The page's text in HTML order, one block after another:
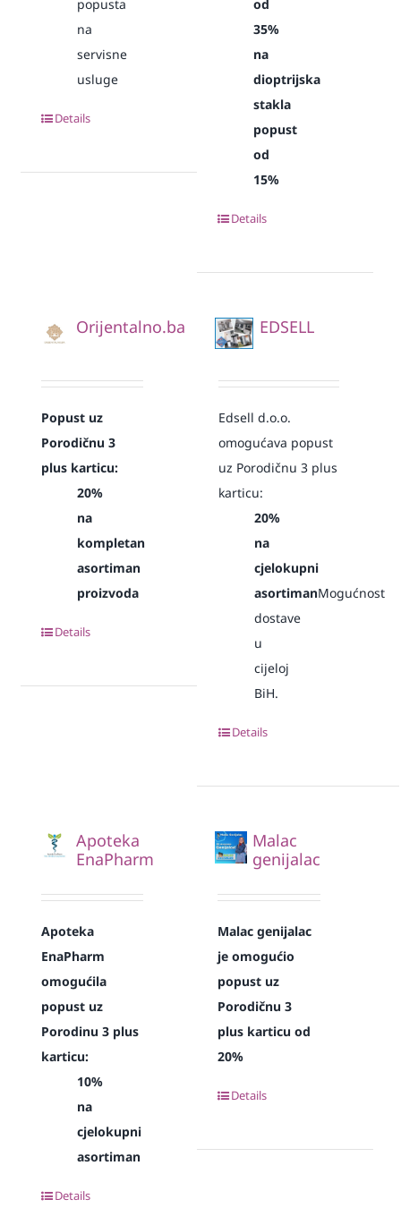
popusta
na
servisne
usluge
Details
od
35%
na
dioptrijska
stakla
popust
od
15%
Details
Orijentalno.ba
Popust uz
Porodičnu 3
plus karticu:
20%
na
kompletan
asortiman
proizvoda
Details
EDSELL
Edsell d.o.o.
omogućava popust
uz Porodičnu 3 plus
karticu:
20%
na
cjelokupni
asortimanMogućnost
dostave
u
cijeloj
BiH.
Details
Apoteka
EnaPharm
Apoteka
EnaPharm
omogućila
popust uz
Porodinu 3 plus
karticu:
10%
na
cjelokupni
asortiman
Details
Malac
genijalac
Malac genijalac
je omogućio
popust uz
Porodičnu 3
plus karticu od
20%
Details